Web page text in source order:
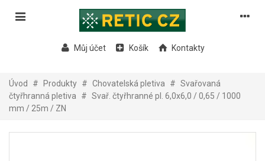
Můj účet Košík Kontakty
Úvod # Produkty # Chovatelská pletiva # Svařovaná
čtyřhranná pletiva
# Svař. čtyřhranné pl. 6,0x6,0 / 0,65 / 1000
mm / 25m / ZN